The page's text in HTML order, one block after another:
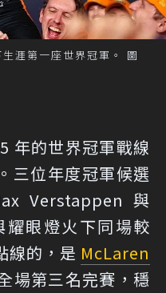
涯第一座世界冠軍。 圖
年的世界冠軍戰線
三位年度冠軍候選
Verstappen 與
眼燈火下同場較
線的，是 McLaren
場第三名完賽，穩